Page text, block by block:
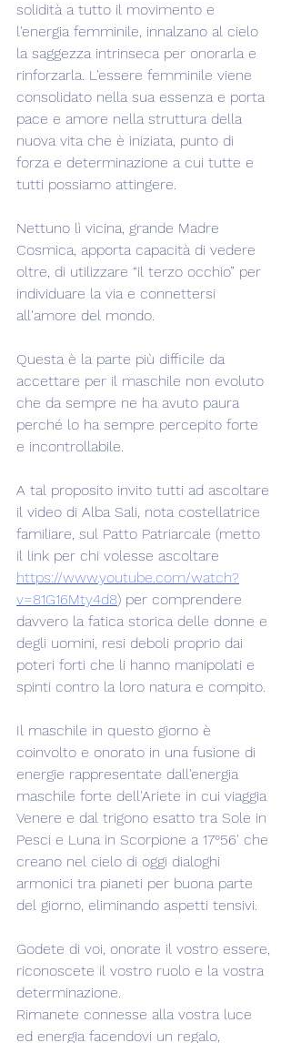
solidità a tutto il movimento e
l'energia femminile, innalzano al cielo
la saggezza intrinseca per onorarla e
rinforzarla. L'essere femminile viene
consolidato nella sua essenza e porta
pace e amore nella struttura della
nuova vita che è iniziata, punto di
forza e determinazione a cui tutte e
tutti possiamo attingere.
Nettuno lì vicina, grande Madre
Cosmica, apporta capacità di vedere
oltre, di utilizzare “il terzo occhio” per
individuare la via e connettersi
all'amore del mondo.
Questa è la parte più difficile da
accettare per il maschile non evoluto
che da sempre ne ha avuto paura
perché lo ha sempre percepito forte
e incontrollabile.
A tal proposito invito tutti ad ascoltare
il video di Alba Sali, nota costellatrice
familiare, sul Patto Patriarcale (metto
il link per chi volesse ascoltare
https://www.youtube.com/watch?
v=81G16Mty4d8) per comprendere
davvero la fatica storica delle donne e
degli uomini, resi deboli proprio dai
poteri forti che li hanno manipolati e
spinti contro la loro natura e compito.
Il maschile in questo giorno è
coinvolto e onorato in una fusione di
energie rappresentate dall'energia
maschile forte dell'Ariete in cui viaggia
Venere e dal trigono esatto tra Sole in
Pesci e Luna in Scorpione a 17°56' che
creano nel cielo di oggi dialoghi
armonici tra pianeti per buona parte
del giorno, eliminando aspetti tensivi.
Godete di voi, onorate il vostro essere,
riconoscete il vostro ruolo e la vostra
determinazione.
Rimanete connesse alla vostra luce
ed energia facendovi un regalo,